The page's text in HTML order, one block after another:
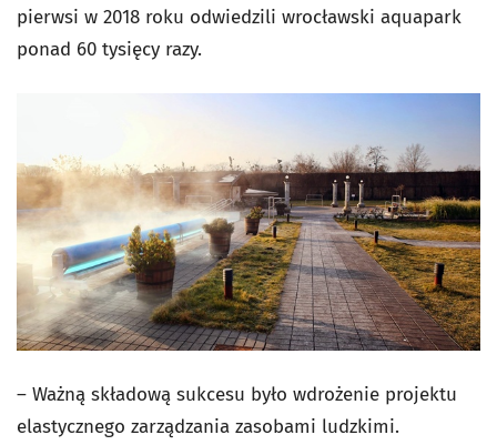
pierwsi w 2018 roku odwiedzili wrocławski aquapark
ponad 60 tysięcy razy.
– Ważną składową sukcesu było wdrożenie projektu
elastycznego zarządzania zasobami ludzkimi.